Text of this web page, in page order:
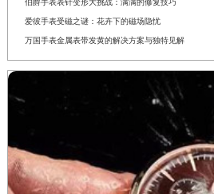
伯爵手表表针变形大挑战：满满的修复技巧
爱彼手表受磁之谜：花卉下的磁场隐忧
万国手表金属表带发黄的解决方案与独特见解